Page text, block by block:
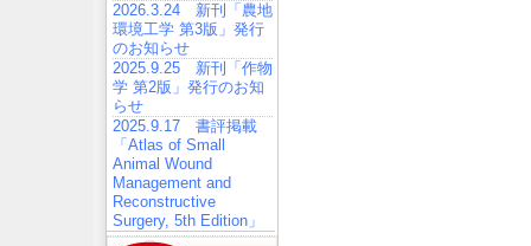
2026.3.24 新刊「農地
環境工学 第3版」発行
のお知らせ
2025.9.25 新刊「作物
学 第2版」発行のお知
らせ
2025.9.17 書評掲載
「Atlas of Small
Animal Wound
Management and
Reconstructive
Surgery, 5th Edition」